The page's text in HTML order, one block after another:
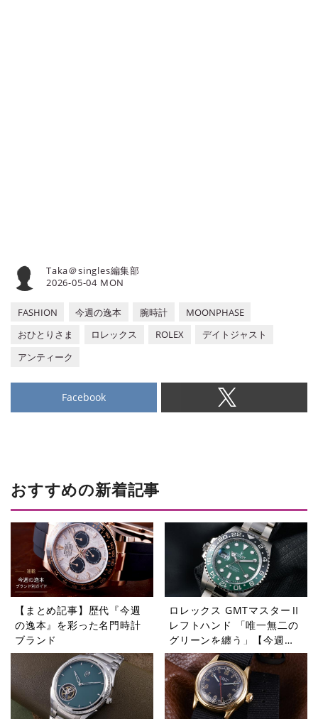
2026-05-04 MON
Taka＠singles編集部
FASHION 今週の逸本 腕時計
MOONPHASE
おひとりさま
ロレックス ROLEX
デイトジャスト
アンティーク
Facebook
おすすめの新着記事
【まとめ記事】歴代『今週
の逸本』を彩った名門時計
ブランド
ロレックス GMTマスターⅡ
レフトハンド 「唯一無二の
グリーンを纏う」【今週の
逸本 Vol.365】